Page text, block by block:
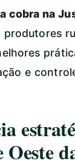
cobra na
e